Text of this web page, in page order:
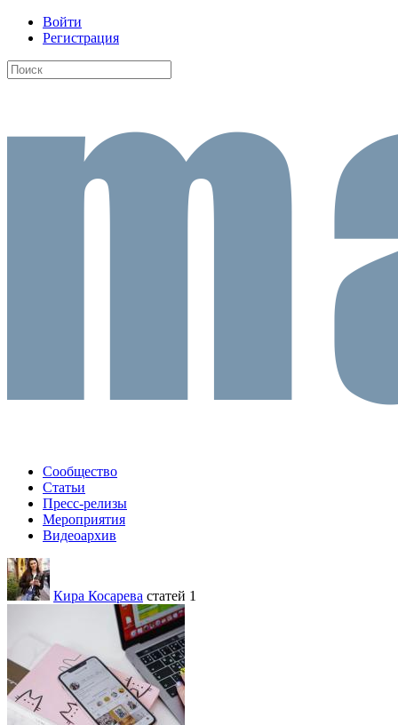
Войти
Регистрация
Сообщество
Статьи
Пресс-релизы
Мероприятия
Видеоархив
Кира Косарева статей 1